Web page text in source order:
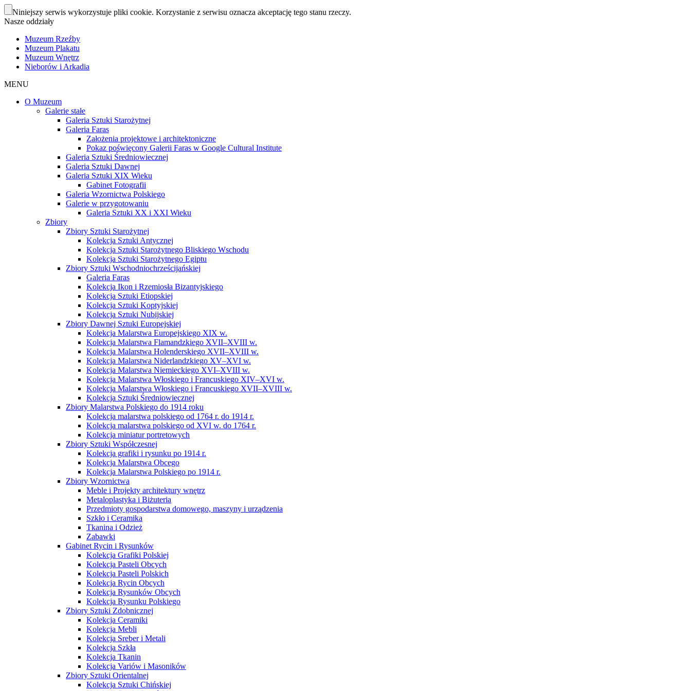
Niniejszy serwis wykorzystuje pliki cookie. Korzystanie z serwisu oznacza akceptację tego stanu rzeczy.
Nasze oddziały
Muzeum Rzeźby
Muzeum Plakatu
Muzeum Wnętrz
Nieborów i Arkadia
MENU
O Muzeum
Galerie stałe
Galeria Sztuki Starożytnej
Galeria Faras
Założenia projektowe i architektoniczne
Pokaz poświęcony Galerii Faras w Google Cultural Institute
Galeria Sztuki Średniowiecznej
Galeria Sztuki Dawnej
Galeria Sztuki XIX Wieku
Gabinet Fotografii
Galeria Wzornictwa Polskiego
Galerie w przygotowaniu
Galeria Sztuki XX i XXI Wieku
Zbiory
Zbiory Sztuki Starożytnej
Kolekcja Sztuki Antycznej
Kolekcja Sztuki Starożytnego Bliskiego Wschodu
Kolekcja Sztuki Starożytnego Egiptu
Zbiory Sztuki Wschodniochrześcijańskiej
Galeria Faras
Kolekcja Ikon i Rzemiosła Bizantyjskiego
Kolekcja Sztuki Etiopskiej
Kolekcja Sztuki Koptyjskiej
Kolekcja Sztuki Nubijskiej
Zbiory Dawnej Sztuki Europejskiej
Kolekcja Malarstwa Europejskiego XIX w.
Kolekcja Malarstwa Flamandzkiego XVII–XVIII w.
Kolekcja Malarstwa Holenderskiego XVII–XVIII w.
Kolekcja Malarstwa Niderlandzkiego XV–XVI w.
Kolekcja Malarstwa Niemieckiego XVI–XVIII w.
Kolekcja Malarstwa Włoskiego i Francuskiego XIV–XVI w.
Kolekcja Malarstwa Włoskiego i Francuskiego XVII–XVIII w.
Kolekcja Sztuki Średniowiecznej
Zbiory Malarstwa Polskiego do 1914 roku
Kolekcja malarstwa polskiego od 1764 r. do 1914 r.
Kolekcja malarstwa polskiego od XVI w. do 1764 r.
Kolekcja miniatur portretowych
Zbiory Sztuki Współczesnej
Kolekcja grafiki i rysunku po 1914 r.
Kolekcja Malarstwa Obcego
Kolekcja Malarstwa Polskiego po 1914 r.
Zbiory Wzornictwa
Meble i Projekty architektury wnętrz
Metaloplastyka i Biżuteria
Przedmioty gospodarstwa domowego, maszyny i urządzenia
Szkło i Ceramika
Tkanina i Odzież
Zabawki
Gabinet Rycin i Rysunków
Kolekcja Grafiki Polskiej
Kolekcja Pasteli Obcych
Kolekcja Pasteli Polskich
Kolekcja Rycin Obcych
Kolekcja Rysunków Obcych
Kolekcja Rysunku Polskiego
Zbiory Sztuki Zdobnicznej
Kolekcja Ceramiki
Kolekcja Mebli
Kolekcja Sreber i Metali
Kolekcja Szkła
Kolekcja Tkanin
Kolekcja Variów i Masoników
Zbiory Sztuki Orientalnej
Kolekcja Sztuki Chińskiej